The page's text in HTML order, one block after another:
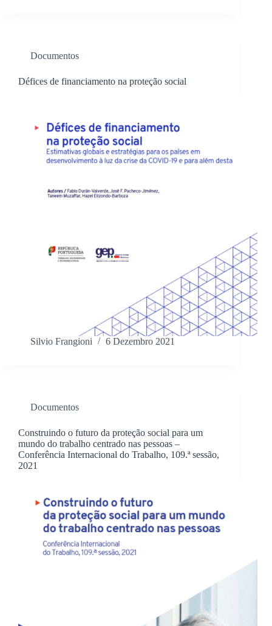
Documentos
Défices de financiamento na proteção social
Silvio Frangioni 6 Dezembro 2021
Documentos
Construindo o futuro da proteção social para um
mundo do trabalho centrado nas pessoas –
Conferência Internacional do Trabalho, 109.ª sessão,
2021